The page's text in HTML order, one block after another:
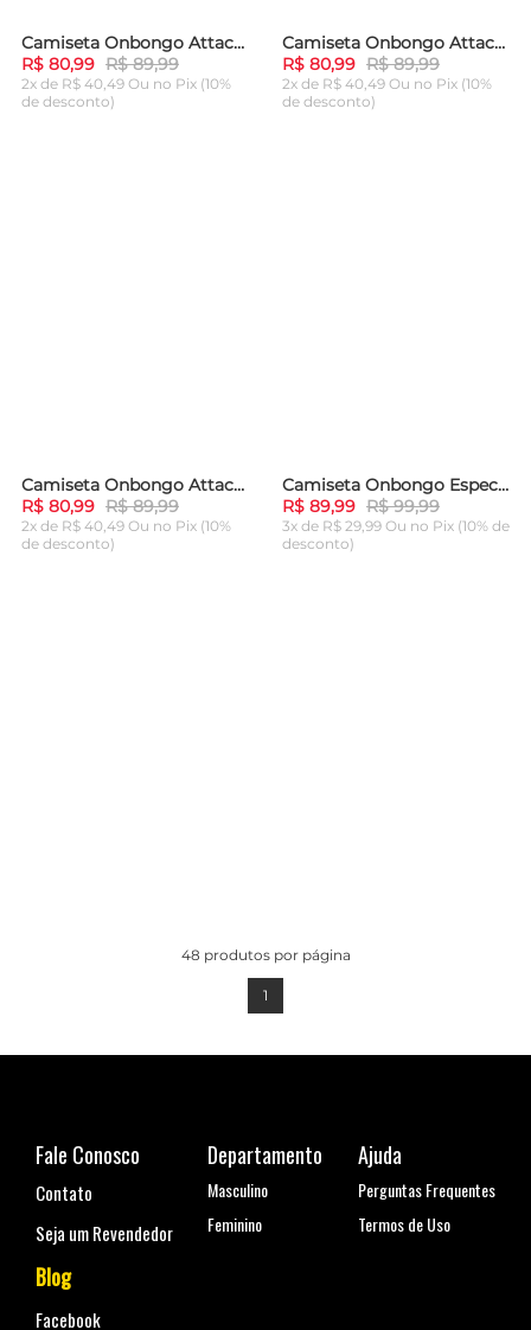
-10%Camiseta Onbongo Attack Off White
R$ 80,99 R$ 89,99
2x de R$ 40,49 Ou no Pix (10%
de desconto)
-10%Camiseta Onbongo Attack Cinza Mescla
R$ 80,99 R$ 89,99
2x de R$ 40,49 Ou no Pix (10%
de desconto)
-10%Camiseta Onbongo Attack Azul
R$ 80,99 R$ 89,99
2x de R$ 40,49 Ou no Pix (10%
de desconto)
-10%Camiseta Onbongo Especial Com Listras Preta
R$ 89,99 R$ 99,99
3x de R$ 29,99 Ou no Pix (10% de
desconto)
48 produtos por página
1
Fale Conosco
Contato
Seja um Revendedor
Blog
Facebook
Departamento
Masculino
Feminino
Ajuda
Perguntas Frequentes
Termos de Uso